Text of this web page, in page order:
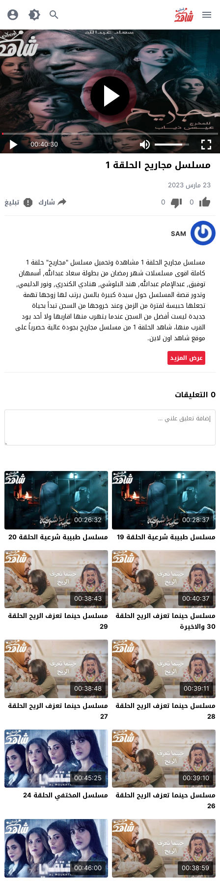
00:40:30
مسلسل مجاريح الحلقة 1
23 مارس 2023
0
0 شارك تبليغ
SAM
مسلسل مجاريح الحلقة 1 مشاهدة وتحميل مسلسل "مجاريح" حلقة 1
كاملة اقوى مسلسلات شهر رمضان من بطولة سعاد عبدالله, أسمهان
توفيق, عبدالإمام عبدالله, هند البلوشي, هنادي الكندري, ونور الدليمي,
وتدور قصة المسلسل حول سيدة كبيرة بالسن يرتب لها زوجها تهمة
تجعلها حبيسة لفترة من الزمن وعند خروجها من السجن تبدأ بحياة
جديدة ليست أفضل من السجن عندما يتهرب منها اقاربها ولا أحد يود
القرب منها، شاهد الحلقة 1 من مسلسل مجاريح بجودة عالية حصرياً على
موقع شاهد اون لاين.
عرض المزيد
0 التعليقات
00:28:37
مسلسل طبيبة شرعية الحلقة 19
00:26:32
مسلسل طبيبة شرعية الحلقة 20
00:40:37
مسلسل حينما تعزف الريح الحلقة
30 والاخيرة
00:38:43
مسلسل حينما تعزف الريح الحلقة
29
00:39:11
مسلسل حينما تعزف الريح الحلقة
28
00:38:48
مسلسل حينما تعزف الريح الحلقة
27
00:39:10
مسلسل حينما تعزف الريح الحلقة
26
00:45:25
مسلسل المختفي الحلقة 24
00:38:59
00:46:00